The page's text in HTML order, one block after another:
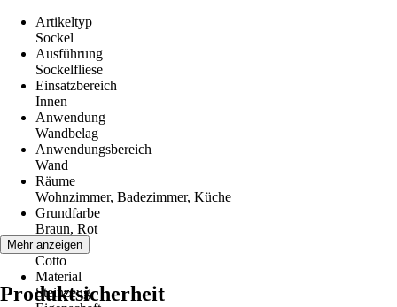
Artikeltyp
Sockel
Ausführung
Sockelfliese
Einsatzbereich
Innen
Anwendung
Wandbelag
Anwendungsbereich
Wand
Räume
Wohnzimmer, Badezimmer, Küche
Grundfarbe
Braun, Rot
Farbton
Cotto
Material
Steinzeug
Mehr anzeigen
Produktsicherheit